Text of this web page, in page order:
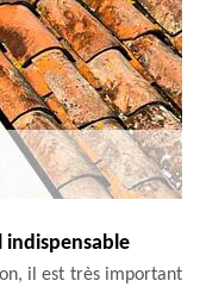
indispensable
il est très important